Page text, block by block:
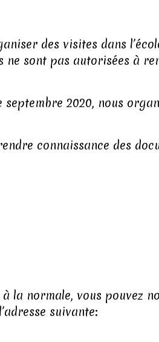
des visites dans
sont pas autorisées à
2020, nous
connaissance des
la normale, vous pouvez
suivante: